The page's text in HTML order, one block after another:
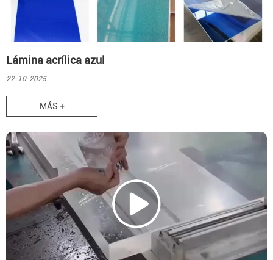
Lámina acrílica azul
22-10-2025
MÁS +